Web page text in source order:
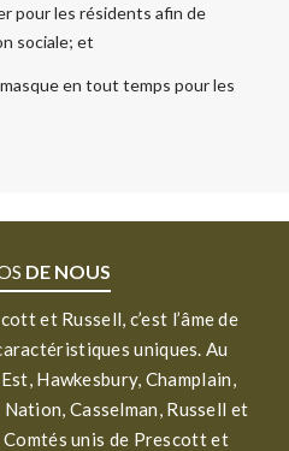
pour les résidents afin de
sociale; et
en tout temps pour les
DE NOUS
et Russell, c’est l’âme de
uniques. Au
Hawkesbury, Champlain,
Casselman, Russell et
unis de Prescott et